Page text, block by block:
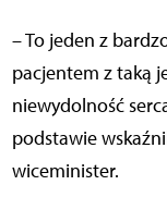
– To jeden z
pacjentem z taką
niewydolność
podstawie
wiceminister.